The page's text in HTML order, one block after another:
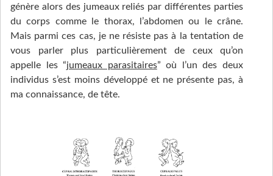
génère alors des jumeaux reliés par différentes parties
du corps comme le thorax, l’abdomen ou le crâne.
Mais parmi ces cas, je ne résiste pas à la tentation de
vous parler plus particulièrement de ceux qu’on
appelle les “jumeaux parasitaires” où l’un des deux
individus s’est moins développé et ne présente pas, à
ma connaissance, de tête.